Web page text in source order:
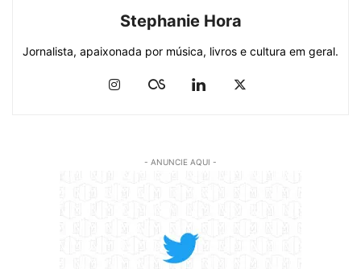
Stephanie Hora
Jornalista, apaixonada por música, livros e cultura em geral.
- ANUNCIE AQUI -